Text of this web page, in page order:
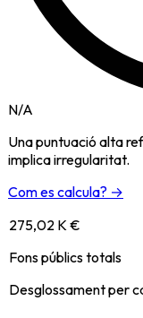
N/A
Una puntuació alta
implica irregularitat.
Com es calcula? →
275,02 K €
Fons públics totals
Desglossament per